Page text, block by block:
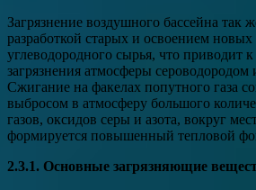
Загрязнение воздушного бассейна так
разработкой старых и освоением
углеводородного сырья, что приводит
загрязнения атмосферы сероводородом
Сжигание на факелах попутного газа
выбросом в атмосферу большого
газов, оксидов серы и азота, вокруг
формируется повышенный тепловой
2.3.1. Основные загрязняющие